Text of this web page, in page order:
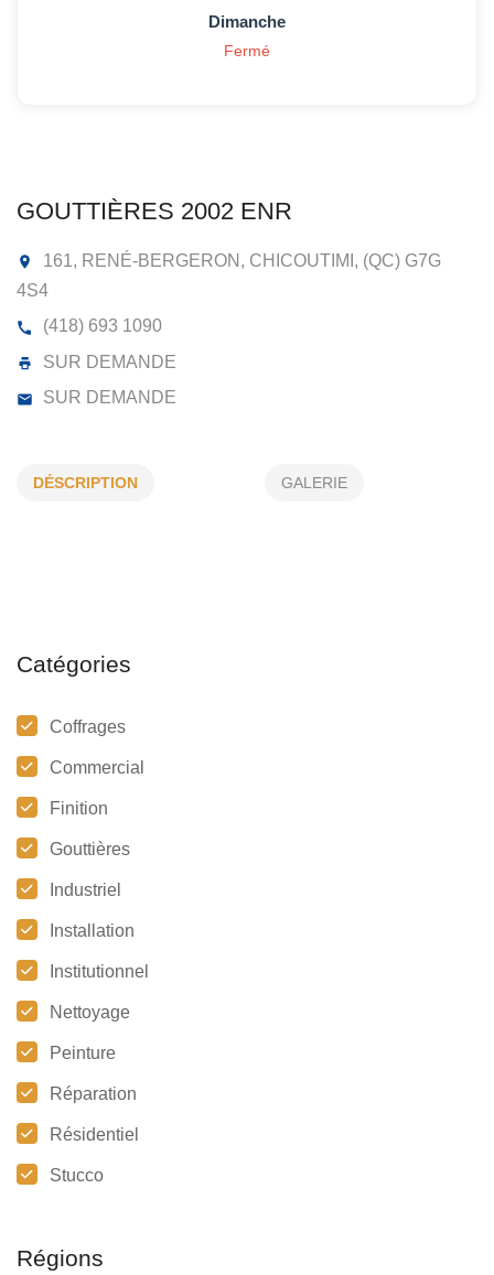
GOUTTIÈRES 2002 ENR
DÉSCRIPTION GALERIE
Catégories
Coffrages
Commercial
Finition
Gouttières
Industriel
Installation
Institutionnel
Nettoyage
Peinture
Réparation
Résidentiel
Stucco
Régions
Dimanche
Fermé